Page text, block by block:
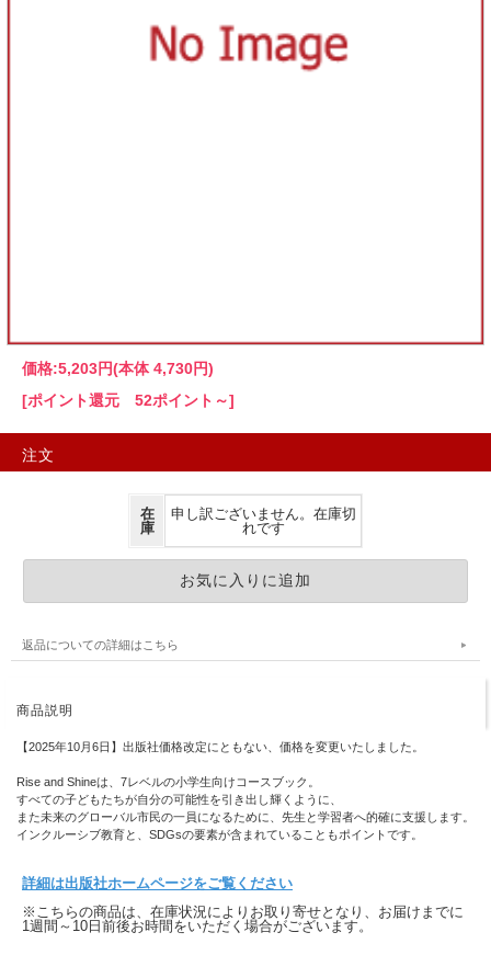
価格:5,203円(本体 4,730円)
[ポイント還元 52ポイント～]
注文
在
庫
申し訳ございません。在庫切
れです
返品についての詳細はこちら
商品説明
【2025年10月6日】出版社価格改定にともない、価格を変更いたしました。
Rise and Shineは、7レベルの小学生向けコースブック。
すべての子どもたちが自分の可能性を引き出し輝くように、
また未来のグローバル市民の一員になるために、先生と学習者へ的確に支援します。
インクルーシブ教育と、SDGsの要素が含まれていることもポイントです。
詳細は出版社ホームページをご覧ください
※こちらの商品は、在庫状況によりお取り寄せとなり、お届けまでに
1週間～10日前後お時間をいただく場合がございます。